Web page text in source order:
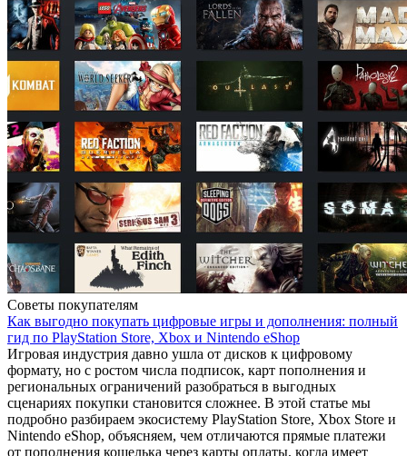
Советы покупателям
Как выгодно покупать цифровые игры и дополнения: полный
гид по PlayStation Store, Xbox и Nintendo eShop
Игровая индустрия давно ушла от дисков к цифровому
формату, но с ростом числа подписок, карт пополнения и
региональных ограничений разобраться в выгодных
сценариях покупки становится сложнее. В этой статье мы
подробно разбираем экосистему PlayStation Store, Xbox Store и
Nintendo eShop, объясняем, чем отличаются прямые платежи
от пополнения кошелька через карты оплаты, когда имеет